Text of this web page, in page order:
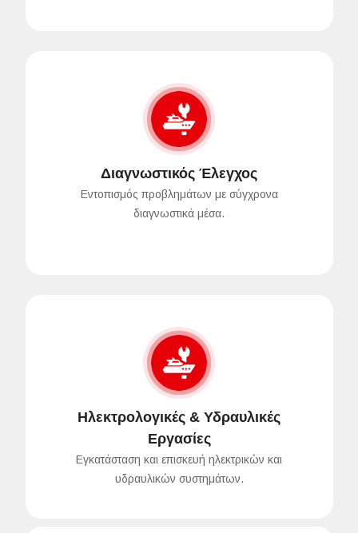
Διαγνωστικός Έλεγχος
Εντοπισμός προβλημάτων με σύγχρονα
διαγνωστικά μέσα.
Ηλεκτρολογικές & Υδραυλικές
Εργασίες
Εγκατάσταση και επισκευή ηλεκτρικών και
υδραυλικών συστημάτων.